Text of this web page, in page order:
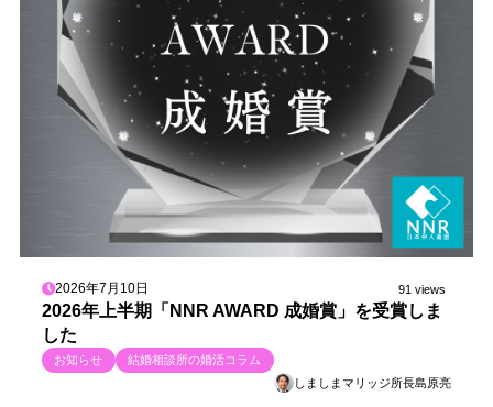
2026年7月10日 91 views
2026年上半期「NNR AWARD 成婚賞」を受賞しま
した
お知らせ
結婚相談所の婚活コラム
しましまマリッジ所長島原亮